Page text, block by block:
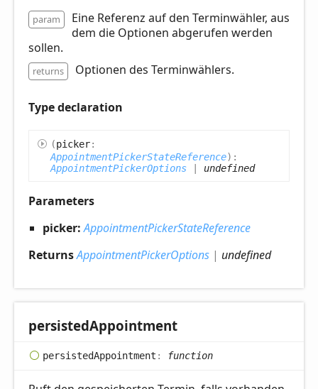
param
Eine Referenz auf den Terminwähler, aus
dem die Optionen abgerufen werden
sollen.
returns Optionen des Terminwählers.
Type declaration
(picker:
AppointmentPickerStateReference) :
AppointmentPickerOptions
undefined
Parameters
picker:AppointmentPickerStateReference
ReturnsAppointmentPickerOptions | undefined
persistedAppointment
persistedAppointment : function